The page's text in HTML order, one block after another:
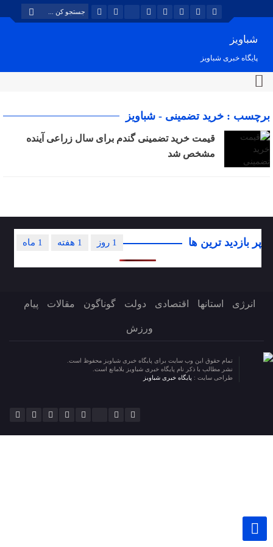
شباویز
پایگاه خبری شباویز
برچسب : خرید تضمینی - شباویز
قیمت خرید تضمینی گندم برای سال زراعی آینده
مشخص شد
پر بازدید ترین ها 1 ماه 1 هفته 1 روز
انرژی استانها اقتصادی دولت گوناگون مقالات پیام
ورزش
تمام حقوق این وب سایت برای پایگاه خبری شباویز محفوظ است.
نشر مطالب با ذکر نام پایگاه خبری شباویز بلامانع است.
طراحی سایت : پایگاه خبری شباویز